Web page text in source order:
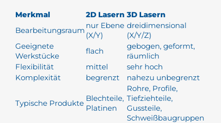
Merkmal 2D Lasern 3D Lasern
Bearbeitungsraum
nur Ebene
(X/Y)
dreidimensional
(X/Y/Z)
Geeignete
Werkstücke
flach
gebogen, geformt,
räumlich
Flexibilität
mittel
sehr hoch
Komplexität
begrenzt nahezu unbegrenzt
Typische Produkte
Blechteile,
Platinen
Rohre, Profile,
Tiefziehteile,
Gussteile,
Schweißbaugruppen